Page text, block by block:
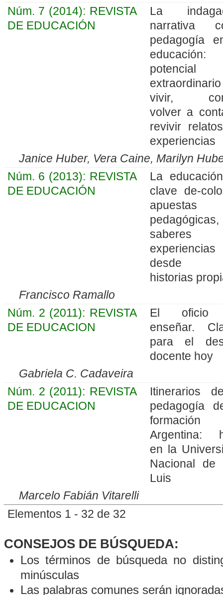
Núm. 7 (2014): REVISTA
DE EDUCACIÓN
La
narrativa
pedagogía
potencial
vivir,
volver a
revivir
experiencias
Janice Huber, Vera Caine, Marilyn
Núm. 6 (2013): REVISTA
DE EDUCACIÓN
La
clave de-
apuestas
pedagógicas,
experiencias
desde
historias
Francisco Ramallo
Núm. 2 (2011): REVISTA
DE EDUCACION
El oficio
enseñar.
para el
docente hoy
Gabriela C. Cadaveira
Núm. 2 (2011): REVISTA
DE EDUCACION
Itinerarios
pedagogía
Argentina:
en la
Nacional de
Luis
Marcelo Fabián Vitarelli
Elementos 1 - 32 de 32
CONSEJOS DE BÚSQUEDA:
Los términos de búsqueda no
minúsculas
Las palabras comunes serán